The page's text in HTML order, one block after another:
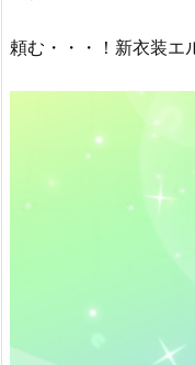
頼む・・・！新衣装エ